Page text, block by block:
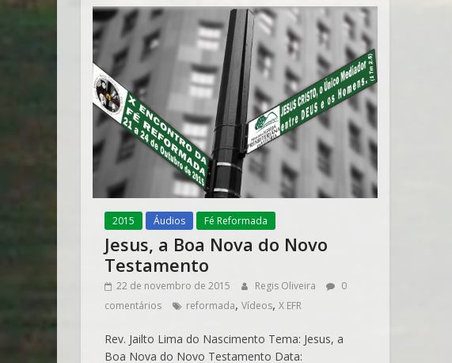
2015 Áudios Fé Reformada
Jesus, a Boa Nova do Novo
Testamento
22 de novembro de 2015 Regis Oliveira
0
comentários
reformada, Vídeos, X EFR
Rev. Jailto Lima do Nascimento Tema: Jesus, a
Boa Nova do Novo Testamento Data: